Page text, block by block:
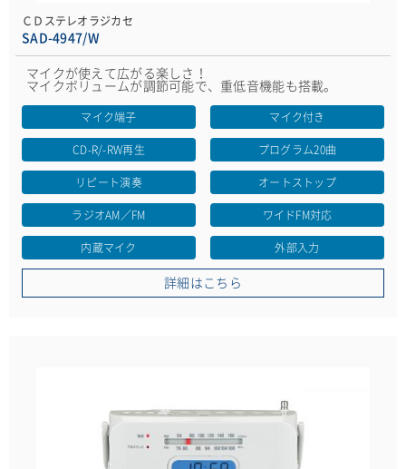
ＣＤステレオラジカセ
SAD-4947/W
マイクが使えて広がる楽しさ！
マイクボリュームが調節可能で、重低音機能も搭載。
マイク端子 マイク付き
CD-R/-RW再生 プログラム20曲
リピート演奏 オートストップ
ラジオAM／FM ワイドFM対応
内蔵マイク 外部入力
詳細はこちら